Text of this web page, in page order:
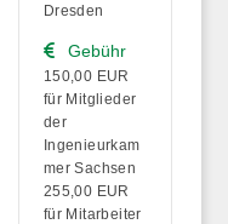
Dresden
Gebühr
150,00 EUR
für Mitglieder
der
Ingenieurkam
mer Sachsen
255,00 EUR
für Mitarbeiter